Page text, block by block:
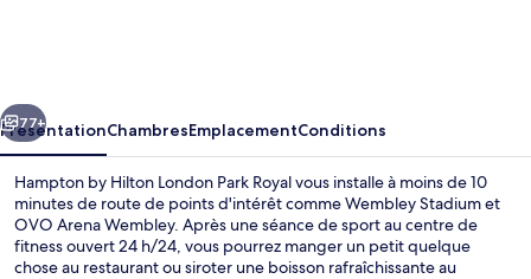
Park
Royal
Suivant
77+
PrésentationChambresEmplacementConditions
Hampton by Hilton London Park Royal vous installe à moins de 10
minutes de route de points d'intérêt comme Wembley Stadium et
OVO Arena Wembley. Après une séance de sport au centre de
fitness ouvert 24 h/24, vous pourrez manger un petit quelque
chose au restaurant ou siroter une boisson rafraîchissante au